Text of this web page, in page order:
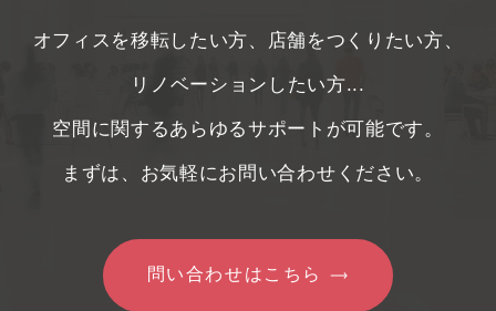
オフィスを移転したい方、店舗をつくりたい方、
リノベーションしたい方...
空間に関するあらゆるサポートが可能です。
まずは、お気軽にお問い合わせください。
問い合わせはこちら